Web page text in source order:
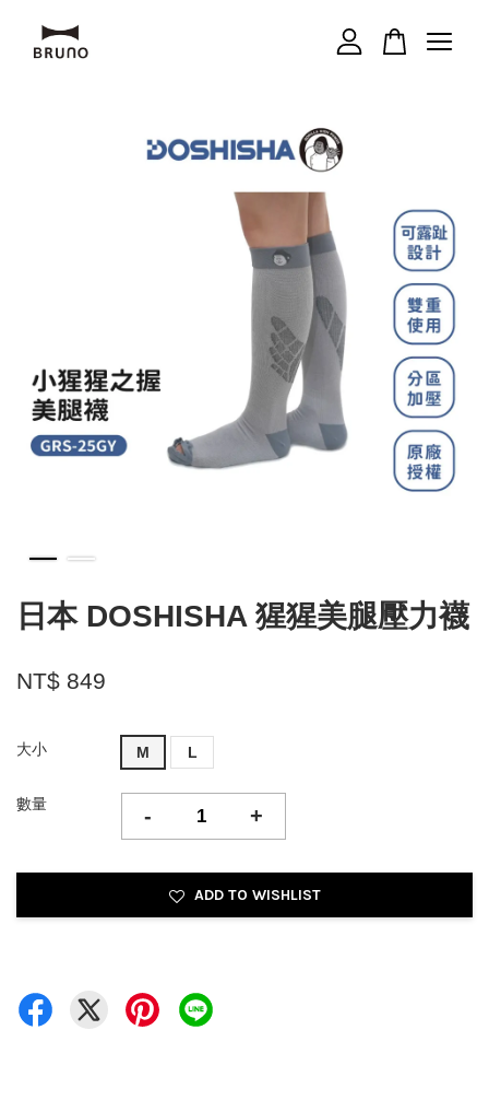
日本 DOSHISHA 猩猩美腿壓力襪
NT$ 849
大小 M L
數量 - +
ADD TO WISHLIST